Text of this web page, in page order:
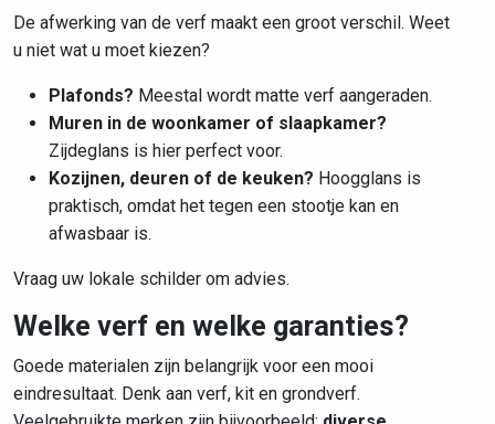
De afwerking van de verf maakt een groot verschil. Weet
u niet wat u moet kiezen?
Plafonds? Meestal wordt matte verf aangeraden.
Muren in de woonkamer of slaapkamer?
Zijdeglans is hier perfect voor.
Kozijnen, deuren of de keuken? Hoogglans is
praktisch, omdat het tegen een stootje kan en
afwasbaar is.
Vraag uw lokale schilder om advies.
Welke verf en welke garanties?
Goede materialen zijn belangrijk voor een mooi
eindresultaat. Denk aan verf, kit en grondverf.